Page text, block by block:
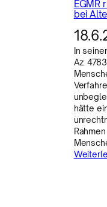
EGMR
bei
In
Az.
hätte